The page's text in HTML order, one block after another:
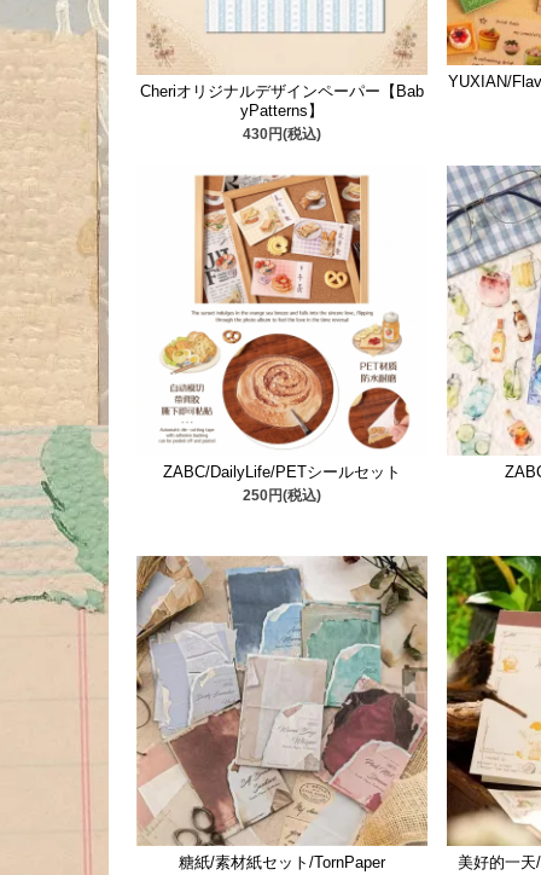
Cheriオリジナルデザインペーパー【Bab
yPatterns】
430円(税込)
YUXIAN/
ZABC/DailyLife/PETシールセット
250円(税込)
糖紙/素材紙セット/TornPaper 美好的一